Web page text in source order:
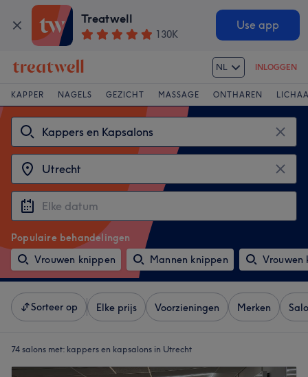
Treatwell
130K
Use app
NL INLOGGEN
KAPPER NAGELS GEZICHT MASSAGE ONTHAREN
Populaire behandelingen
Vrouwen knippen
Mannen knippen Vrouwen
Sorteer op Elke prijs Voorzieningen Merken
74 salons met: kappers en kapsalons in Utrecht